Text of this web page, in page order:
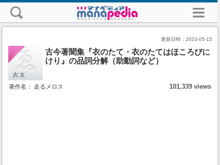
更新日時： 2023-05-15
古今著聞集『衣のたて・衣のたてはほころびに
けり』の品詞分解（助動詞など）
著作名： 走るメロス 101,339 views